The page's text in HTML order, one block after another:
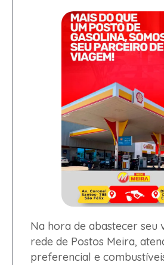
Na hora de abastecer seu
rede de Postos Meira,
preferencial e